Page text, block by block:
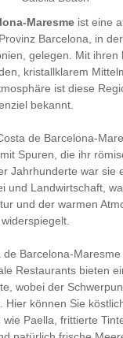
Maresmeist eine
Barcelona, in
gelegen. Mit ihren
kristallklarem
ist diese
bekannt.
de Barcelona-
Spuren, die ihr
Jahrhunderte war sie
und Landwirtschaft,
und der warmen
de Barcelona-
Restaurants bieten
wobei der
Hier können Sie
Paella, frittierte